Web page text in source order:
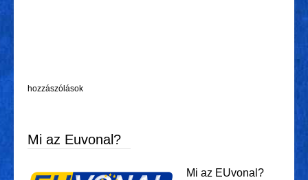
hozzászólások
Mi az Euvonal?
Mi az EUvonal?